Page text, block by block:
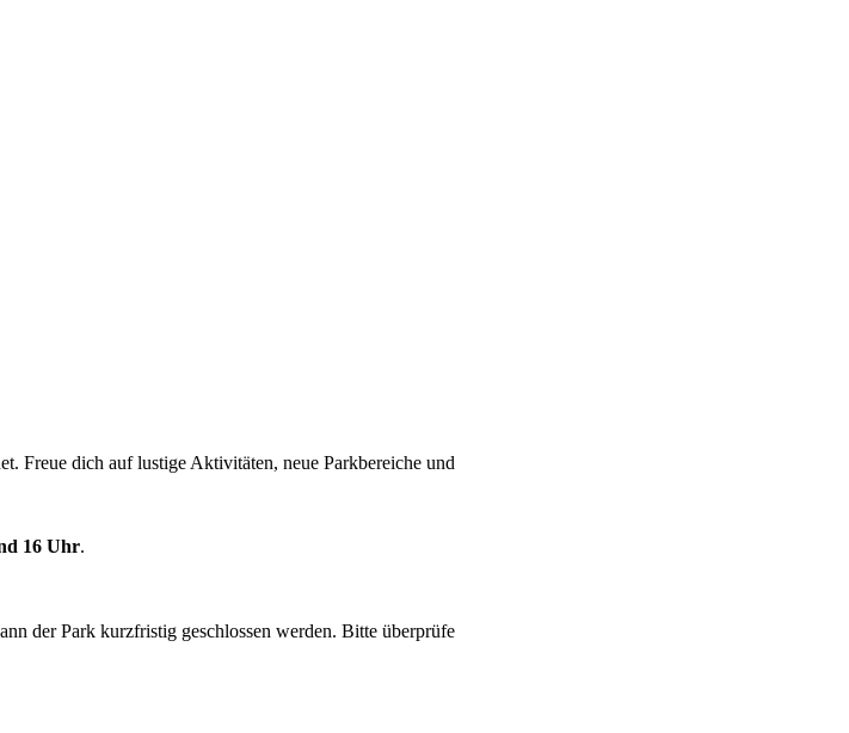
Freue dich auf lustige Aktivitäten, neue Parkbereiche und
16 Uhr.
der Park kurzfristig geschlossen werden. Bitte überprüfe